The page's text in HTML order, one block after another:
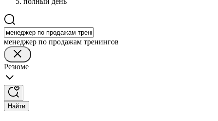
менеджер по продажам тренингов
Резюме
Найти